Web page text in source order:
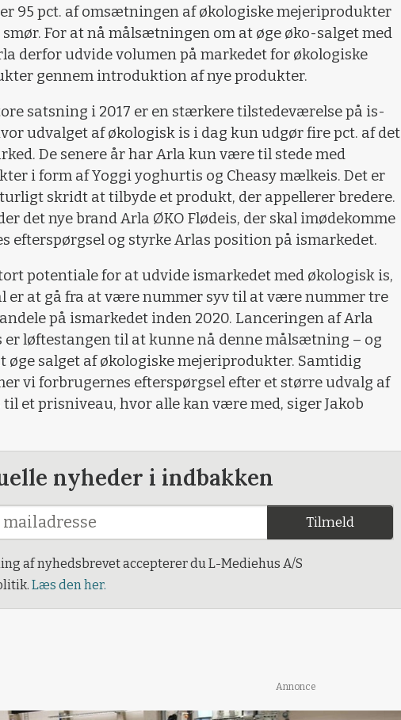
95 pct. af omsætningen af økologiske mejeriprodukter
For at nå målsætningen om at øge øko-salget med
derfor udvide volumen på markedet for økologiske
gennem introduktion af nye produkter.
satsning i 2017 er en stærkere tilstedeværelse på is-
udvalget af økologisk is i dag kun udgør fire pct. af det
De senere år har Arla kun være til stede med
i form af Yoggi yoghurtis og Cheasy mælkeis. Det er
skridt at tilbyde et produkt, der appellerer bredere.
det nye brand Arla ØKO Flødeis, der skal imødekomme
efterspørgsel og styrke Arlas position på ismarkedet.
potentiale for at udvide ismarkedet med økologisk is,
er at gå fra at være nummer syv til at være nummer tre
på ismarkedet inden 2020. Lanceringen af Arla
er løftestangen til at kunne nå denne målsætning – og
øge salget af økologiske mejeriprodukter. Samtidig
vi forbrugernes efterspørgsel efter et større udvalg af
et prisniveau, hvor alle kan være med, siger Jakob
nyheder i indbakken
Tilmeld
af nyhedsbrevet accepterer du L-Mediehus A/S
Læs den her.
Annonce